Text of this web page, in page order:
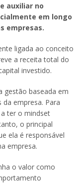
auxiliar no
em longo
empresas.
ligada ao conceito
a receita total do
investido.
gestão baseada em
empresa. Para
ter o mindset
o principal
ela é responsável
empresa.
o valor como